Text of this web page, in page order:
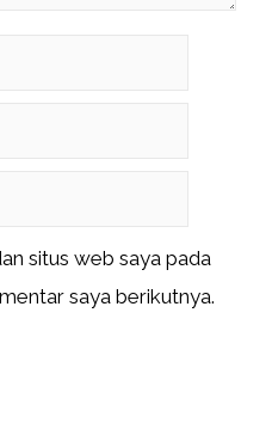
situs web saya pada
saya berikutnya.